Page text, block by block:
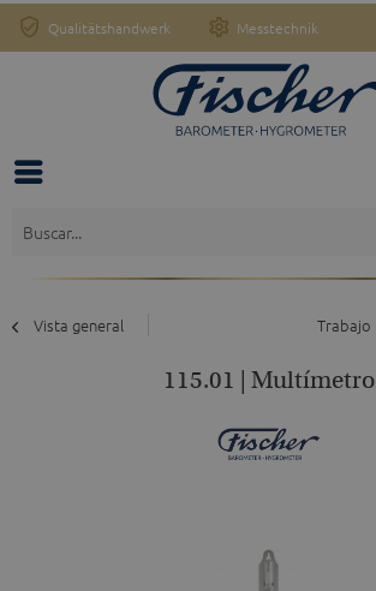
Qualitätshandwerk Messtechnik
Vista general Trabajo
115.01 | Multímetro